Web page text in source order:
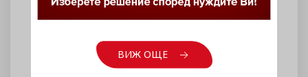
Windows
ВИЖ ОЩЕ